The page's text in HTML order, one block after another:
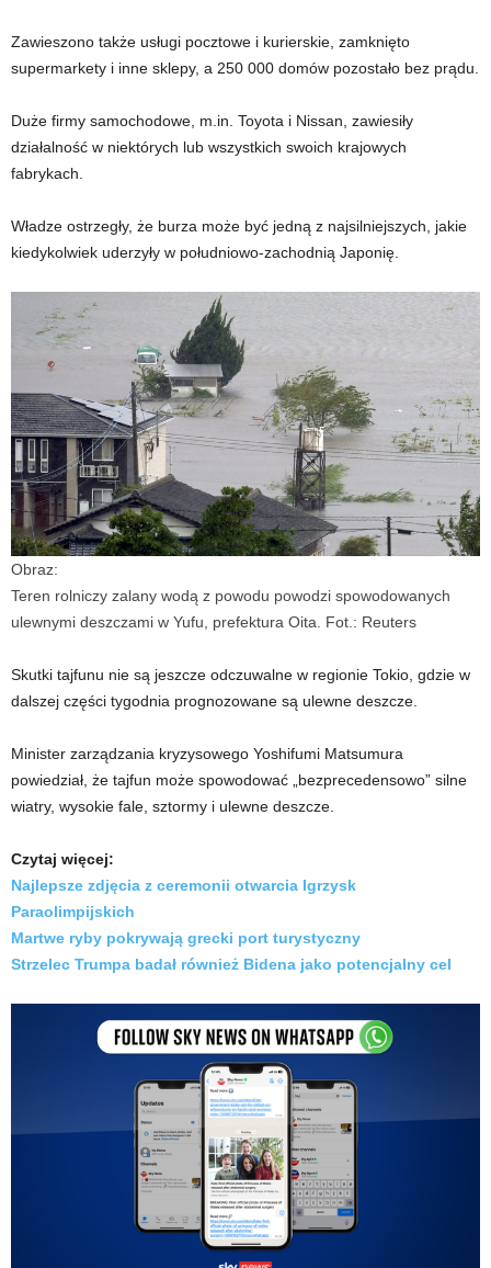
Zawieszono także usługi pocztowe i kurierskie, zamknięto
supermarkety i inne sklepy, a 250 000 domów pozostało bez prądu.
Duże firmy samochodowe, m.in. Toyota i Nissan, zawiesiły
działalność w niektórych lub wszystkich swoich krajowych
fabrykach.
Władze ostrzegły, że burza może być jedną z najsilniejszych, jakie
kiedykolwiek uderzyły w południowo-zachodnią Japonię.
Obraz:
Teren rolniczy zalany wodą z powodu powodzi spowodowanych
ulewnymi deszczami w Yufu, prefektura Oita. Fot.: Reuters
Skutki tajfunu nie są jeszcze odczuwalne w regionie Tokio, gdzie w
dalszej części tygodnia prognozowane są ulewne deszcze.
Minister zarządzania kryzysowego Yoshifumi Matsumura
powiedział, że tajfun może spowodować „bezprecedensowo” silne
wiatry, wysokie fale, sztormy i ulewne deszcze.
Czytaj więcej:
Najlepsze zdjęcia z ceremonii otwarcia Igrzysk
Paraolimpijskich
Martwe ryby pokrywają grecki port turystyczny
Strzelec Trumpa badał również Bidena jako potencjalny cel